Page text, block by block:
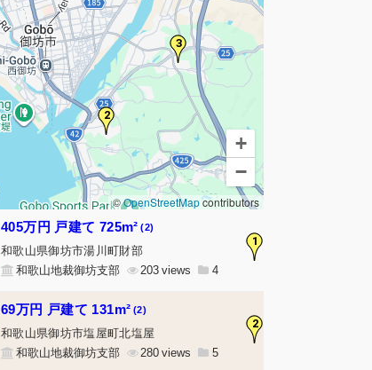
2
3
+
−
©OpenStreetMapcontributors
1
405万円 戸建て 725m² (2)
和歌山県御坊市湯川町財部
和歌山地裁御坊支部
203 4
2
69万円 戸建て 131m² (2)
和歌山県御坊市塩屋町北塩屋
和歌山地裁御坊支部
280 5